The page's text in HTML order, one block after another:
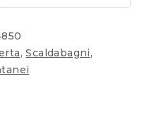
,Scaldabagni,